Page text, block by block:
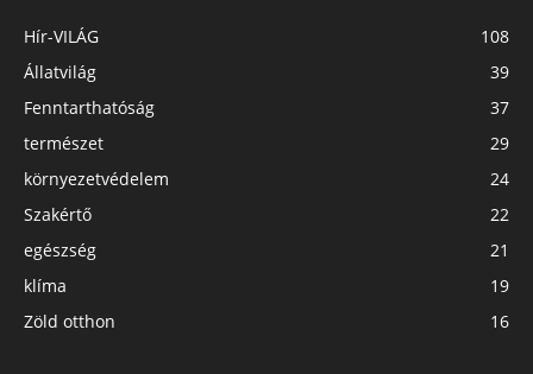
Hír-VILÁG
108
Állatvilág
39
Fenntarthatóság
37
természet
29
környezetvédelem
24
Szakértő
22
egészség
21
klíma
19
Zöld otthon
16